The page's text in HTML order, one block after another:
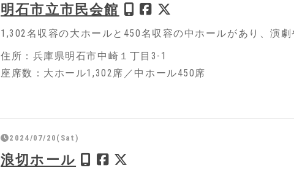
明石市立市民会館
1,302名収容の大ホールと450名収容の中ホールがあり、演
住所：兵庫県明石市中崎１丁目3-1
座席数：大ホール1,302席／中ホール450席
2024/07/20(Sat)
浪切ホール